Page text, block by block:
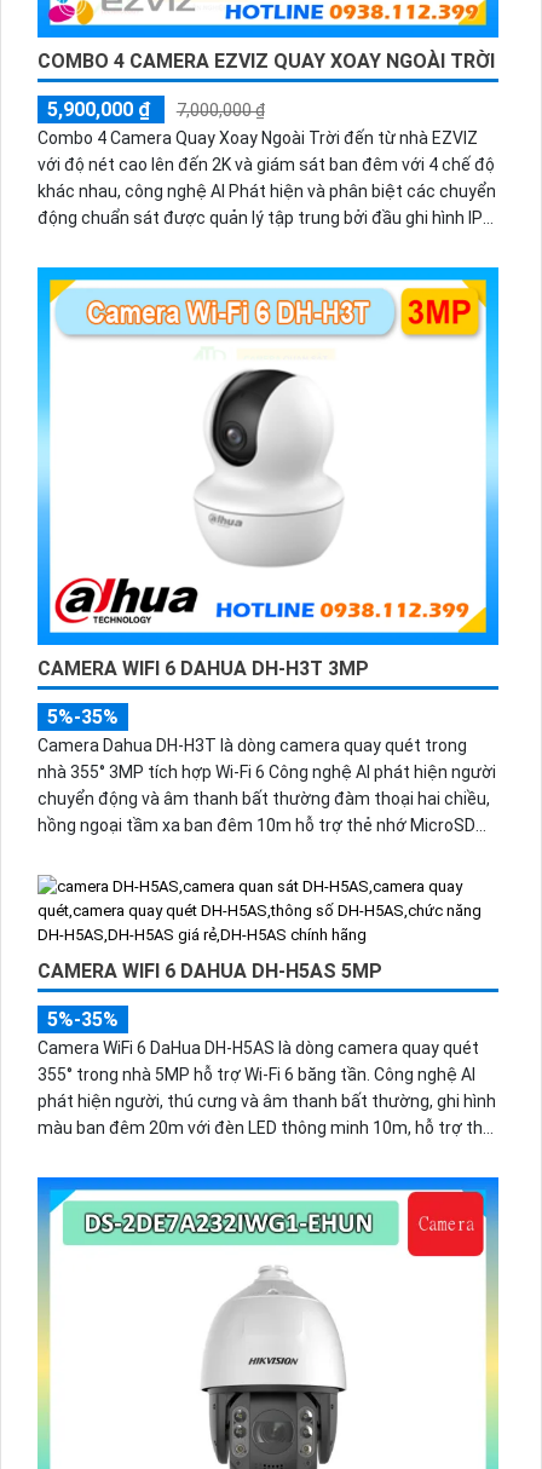
COMBO 4 CAMERA EZVIZ QUAY XOAY NGOÀI TRỜI
5,900,000 ₫
7,000,000 ₫
Combo 4 Camera Quay Xoay Ngoài Trời đến từ nhà EZVIZ
với độ nét cao lên đến 2K và giám sát ban đêm với 4 chế độ
khác nhau, công nghệ AI Phát hiện và phân biệt các chuyển
động chuẩn sát được quản lý tập trung bởi đầu ghi hình IP
CAMERA WIFI 6 DAHUA DH-H3T 3MP
5%-35%
Camera Dahua DH-H3T là dòng camera quay quét trong
nhà 355° 3MP tích hợp Wi-Fi 6 Công nghệ AI phát hiện người
chuyển động và âm thanh bất thường đàm thoại hai chiều,
hồng ngoại tầm xa ban đêm 10m hỗ trợ thẻ nhớ MicroSD
CAMERA WIFI 6 DAHUA DH-H5AS 5MP
5%-35%
Camera WiFi 6 DaHua DH-H5AS là dòng camera quay quét
355° trong nhà 5MP hỗ trợ Wi-Fi 6 băng tần. Công nghệ AI
phát hiện người, thú cưng và âm thanh bất thường, ghi hình
màu ban đêm 20m với đèn LED thông minh 10m, hỗ trợ thẻ